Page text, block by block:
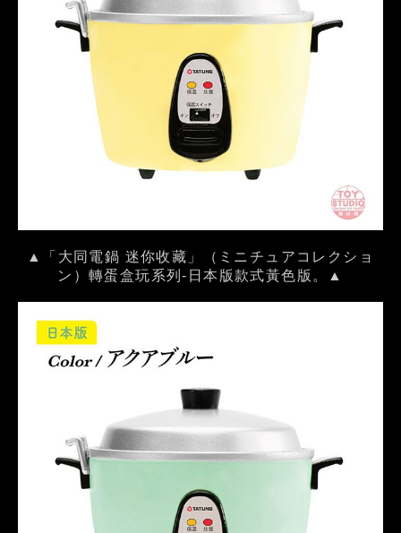
▲「大同電鍋 迷你收藏」（ミニチュアコレクショ
ン）轉蛋盒玩系列-日本版款式黃色版。▲